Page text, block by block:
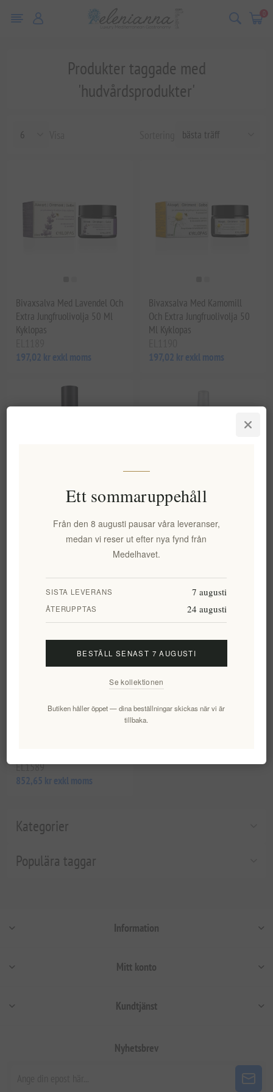
0
Kategorier
Populära taggar
Produkter taggade med
'hudvårdsprodukter'
Bivaxsalva Med Lavendel Och
Extra Jungfruolivolja 50 Ml
Kyklopas
197,02 kr exkl moms
Bivaxsalva Med Kamomill
Och Extra Jungfruolivolja 50
Ml Kyklopas
197,02 kr exkl moms
Torr Olja Med Skimmer Shine
Together Med Ekologisk Extra
155,43 kr exkl moms
Body Mist Koho 150Ml
EL1428
109,46 kr exkl moms
EL1589
852,65 kr exkl moms
Information
Mitt konto
Kundtjänst
Nyhetsbrev
Ett sommaruppehåll
Från den 8 augusti pausar våra leveranser,
medan vi reser ut efter nya fynd från
Medelhavet.
SISTA LEVERANS 7 augusti
ÅTERUPPTAS 24 augusti
BESTÄLL SENAST 7 AUGUSTI
Se kollektionen
Butiken håller öppet — dina beställningar skickas när vi är
tillbaka.